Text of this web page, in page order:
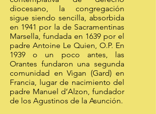
diocesano, la congregación
sigue siendo sencilla, absorbida
en 1941 por la de Sacramentinas
Marsella, fundada en 1639 por el
padre Antoine Le Quien, O.P. En
1939 o un poco antes, las
Orantes fundaron una segunda
comunidad en Vigan (Gard) en
Francia, lugar de nacimiento del
padre Manuel d’Alzon, fundador
de los Agustinos de la Asunción.